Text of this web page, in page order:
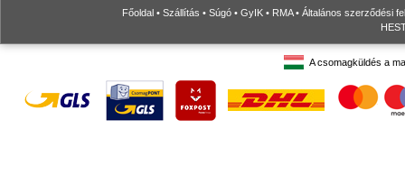
Főoldal • Szállítás • Súgó • GyIK • RMA• Általános szerződési
A csomagküldés a